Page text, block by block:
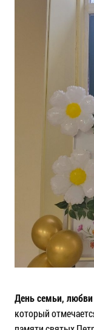
День семьи, любви
который